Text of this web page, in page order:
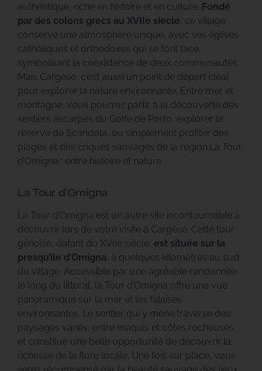
authentique, riche en histoire et en culture. Fondé
par des colons grecs au XVIIe siècle, ce village
conserve une atmosphère unique, avec ses églises
catholiques et orthodoxes qui se font face,
symbolisant la coexistence de deux communautés.
Mais Cargèse, c’est aussi un point de départ idéal
pour explorer la nature environnante. Entre mer et
montagne, vous pourrez partir à la découverte des
sentiers escarpés du Golfe de Porto, explorer la
réserve de Scandola, ou simplement profiter des
plages et des criques sauvages de la région.La Tour
d’Omigna : entre histoire et nature
La Tour d’Omigna
La Tour d’Omigna est un autre site incontournable à
découvrir lors de votre visite à Cargèse. Cette tour
génoise, datant du XVIIe siècle, est située sur la
presqu’île d’Omigna, à quelques kilomètres au sud
du village. Accessible par une agréable randonnée
le long du littoral, la Tour d’Omigna offre une vue
panoramique sur la mer et les falaises
environnantes. Le sentier qui y mène traverse des
paysages variés, entre maquis et côtes rocheuses,
et constitue une belle opportunité de découvrir la
richesse de la flore locale. Une fois sur place, vous